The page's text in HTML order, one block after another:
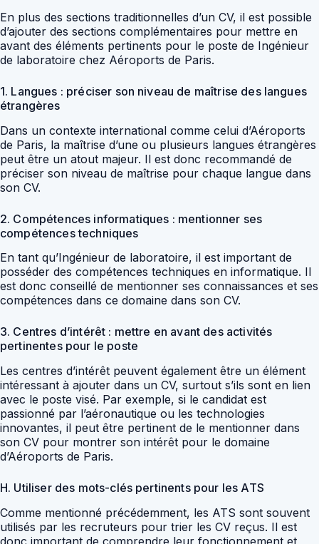
En plus des sections traditionnelles d’un CV, il est possible
d’ajouter des sections complémentaires pour mettre en
avant des éléments pertinents pour le poste de Ingénieur
de laboratoire chez Aéroports de Paris.
1. Langues : préciser son niveau de maîtrise des langues
étrangères
Dans un contexte international comme celui d’Aéroports
de Paris, la maîtrise d’une ou plusieurs langues étrangères
peut être un atout majeur. Il est donc recommandé de
préciser son niveau de maîtrise pour chaque langue dans
son CV.
2. Compétences informatiques : mentionner ses
compétences techniques
En tant qu’Ingénieur de laboratoire, il est important de
posséder des compétences techniques en informatique. Il
est donc conseillé de mentionner ses connaissances et ses
compétences dans ce domaine dans son CV.
3. Centres d’intérêt : mettre en avant des activités
pertinentes pour le poste
Les centres d’intérêt peuvent également être un élément
intéressant à ajouter dans un CV, surtout s’ils sont en lien
avec le poste visé. Par exemple, si le candidat est
passionné par l’aéronautique ou les technologies
innovantes, il peut être pertinent de le mentionner dans
son CV pour montrer son intérêt pour le domaine
d’Aéroports de Paris.
H. Utiliser des mots-clés pertinents pour les ATS
Comme mentionné précédemment, les ATS sont souvent
utilisés par les recruteurs pour trier les CV reçus. Il est
donc important de comprendre leur fonctionnement et